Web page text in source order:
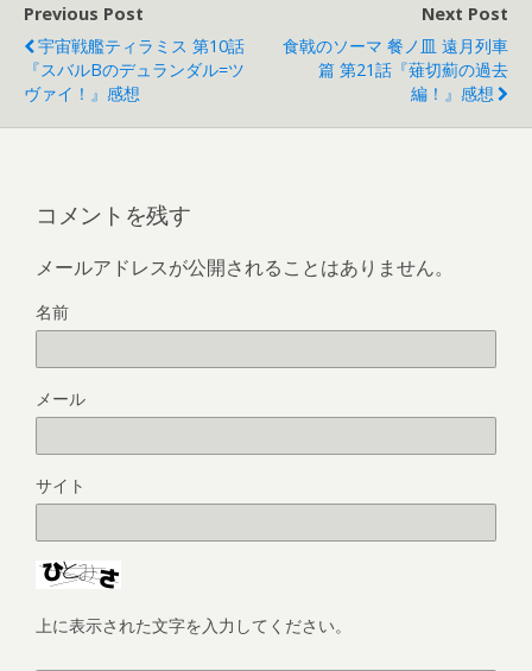
Previous Post
宇宙戦艦ティラミス 第10話
『スバルBのデュランダル=ツ
ヴァイ！』感想
Next Post
食戟のソーマ 餐ノ皿 遠月列車
篇 第21話『薙切薊の過去
編！』感想
コメントを残す
メールアドレスが公開されることはありません。
名前
メール
サイト
上に表示された文字を入力してください。